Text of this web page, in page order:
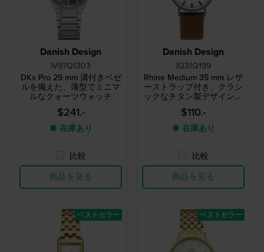
Danish Design
IV97Q1303
DKx Pro 29 mm 溝付きベゼ
ルを備えた、薄型でミニマ
ルなクォーツウォッチ
$241.-
● 在庫あり
比較
商品を見る
Danish Design
IQ31Q199
Rhine Medium 35 mm レザ
ーストラップ付き、クラシ
ックなチタン製デザインウ
ォッチ
$110.-
● 在庫あり
比較
商品を見る
ベストセラー ベストセラー